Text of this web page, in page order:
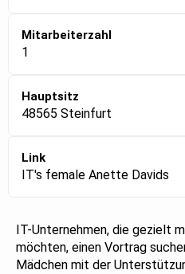
Mitarbeiterzahl
1
Hauptsitz
48565 Steinfurt
Link
IT's female Anette Davids
IT-Unternehmen, die gezielt
möchten, einen Vortrag
Mädchen mit der